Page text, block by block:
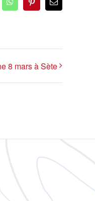
WhatsAppPinterestEmail
8 mars à Sète